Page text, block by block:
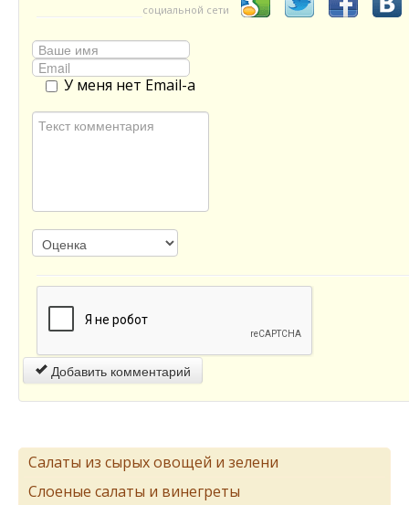
социальной сети
У меня нет Email-а
Добавить комментарий
Салаты из сырых овощей и зелени
Слоеные салаты и винегреты